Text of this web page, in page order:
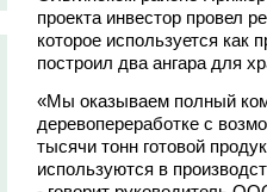
проекта инвестор провел
которое используется как
построил два ангара для
«Мы оказываем полный
деревопереработке с
тысячи тонн готовой
используются в